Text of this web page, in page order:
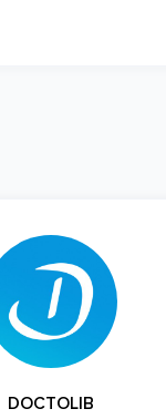
DOCTOLIB